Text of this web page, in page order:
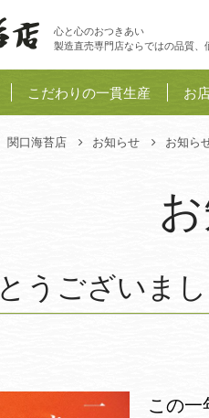
美味しい海
心と心のおつきあい
製造直売専門店ならではの品質、
こだわりの一貫生産 お
関口海苔店 お知らせ お知ら
うございま
この